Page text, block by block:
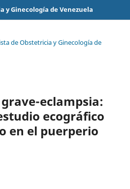
y Ginecología de Venezuela
de Obstetricia y Ginecología de
eclampsia:
ecográfico
en el puerperio